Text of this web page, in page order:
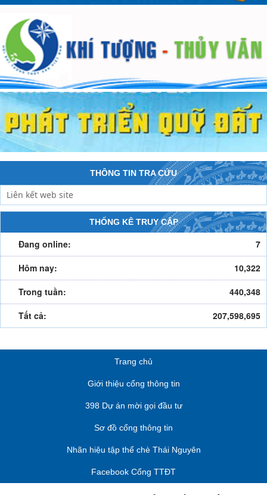
THÔNG TIN TRA CỨU
THỐNG KÊ TRUY CẬP
Đang online:
7
Hôm nay:
10,322
Trong tuần:
440,348
Tất cả:
207,598,695
Trang chủ
Giới thiệu cổng thông tin
398 Dự án mời gọi đầu tư
Sơ đồ cổng thông tin
Nhãn hiệu tập thể chè Thái Nguyên
Facebook Cổng TTĐT